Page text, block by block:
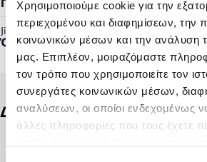
Χρησιμοποιούμε cookie για την
περιεχομένου και διαφημίσεων, την
κοινωνικών μέσων και την ανάλυση
μας. Επιπλέον, μοιραζόμαστε
τον τρόπο που χρησιμοποιείτε τον
συνεργάτες κοινωνικών μέσων,
αναλύσεων, οι οποίοι ενδεχομένως
άλλες πληροφορίες που τους έχετε
Jibbitz™ Ready:
Όχι
Δείτε ακόμη